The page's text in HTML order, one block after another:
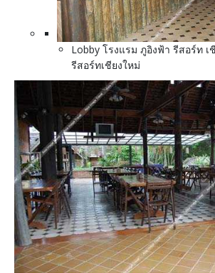
Lobby โรงแรม ภูอิงฟ้า รีสอร์ท
รีสอร์ทเชียงใหม่